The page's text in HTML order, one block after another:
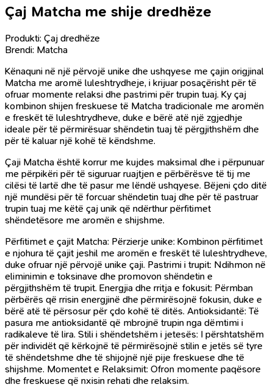
Çaj Matcha me shije dredhëze
Produkti: Çaj dredhëze
Brendi: Matcha
Kënaquni në një përvojë unike dhe ushqyese me çajin origjinal
Matcha me aromë luleshtrydheje, i krijuar posaçërisht për të
ofruar momente relaksi dhe pastrimi për trupin tuaj. Ky çaj
kombinon shijen freskuese të Matcha tradicionale me aromën
e freskët të luleshtrydheve, duke e bërë atë një zgjedhje
ideale për të përmirësuar shëndetin tuaj të përgjithshëm dhe
për të kaluar një kohë të këndshme.
Çaji Matcha është korrur me kujdes maksimal dhe i përpunuar
me përpikëri për të siguruar ruajtjen e përbërësve të tij me
cilësi të lartë dhe të pasur me lëndë ushqyese. Bëjeni çdo ditë
një mundësi për të forcuar shëndetin tuaj dhe për të pastruar
trupin tuaj me këtë çaj unik që ndërthur përfitimet
shëndetësore me aromën e shijshme.
Përfitimet e çajit Matcha: Përzierje unike: Kombinon përfitimet
e njohura të çajit jeshil me aromën e freskët të luleshtrydheve,
duke ofruar një përvojë unike çaji. Pastrimi i trupit: Ndihmon në
eliminimin e toksinave dhe promovon shëndetin e
përgjithshëm të trupit. Energjia dhe rritja e fokusit: Përmban
përbërës që rrisin energjinë dhe përmirësojnë fokusin, duke e
bërë atë të përsosur për çdo kohë të ditës. Antioksidantë: Të
pasura me antioksidantë që mbrojnë trupin nga dëmtimi i
radikaleve të lira. Stili i shëndetshëm i jetesës: I përshtatshëm
për individët që kërkojnë të përmirësojnë stilin e jetës së tyre
të shëndetshme dhe të shijojnë një pije freskuese dhe të
shijshme. Momentet e Relaksimit: Ofron momente paqësore
dhe freskuese që nxisin rehati dhe relaksim.